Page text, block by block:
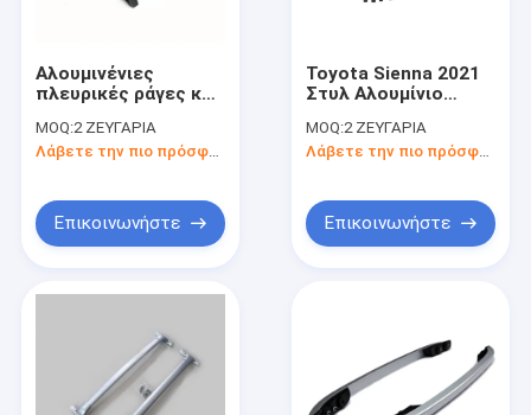
Βίντεο
Αλουμινένιες
πλευρικές ράγες και
ράβδοι συμβατές με
την Toyota Tacoma
MOQ:2 ΖΕΥΓΑΡΙΑ
Λάβετε την πιο πρόσφατη τιμή
Επικοινωνήστε
Toyota Sienna 2021
Στυλ Αλουμίνιο
Αμαξοστάσιο
Σταυροδέματα OEM
MOQ:2 ΖΕΥΓΑΡΙΑ
Επικοινωνήστε